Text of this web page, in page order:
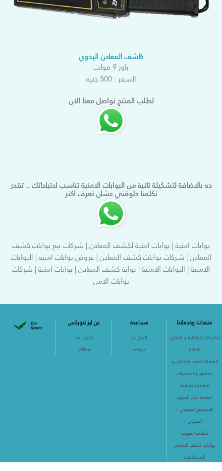
كاشف المعادن اليدوي
باور 9 فولت
السعر : 500 جنيه
لطلب المنتج تواصل معنا الان
ده بالاضافة لتشكيلة تانية من البوابات الامنية تناسب احتياجاتك .. تقدر
تكلمنا دلوقتي عشان تعرف اكتر
بوابات امنية | بوابات امنية لكشف المعادن | شركات بيع بوابات كشف
المعادن | شركات بوابات كشف المعادن | عروض بوابات امنيه | البوابات
الامنية | البوابات الامنية | بوابة كشف المعادن | بوابات امنية | شركات
بوابات الامن
منتجاتنا وخدماتنا
الشبكات الداخلية و المنازل
الذكية
انظمة التحكم بالدخول و
الحضور و الانصراف
انظمة المراقبة
انظمة انذار الحريق
الانتركم الصوتي /
المرئي
انظمة الصوت
بوابات كشف المعادن
السنترالات
مساعدة
اتصل بنا
عروضنا
عن ايز نتوركس
اعرف عنا
وظائف